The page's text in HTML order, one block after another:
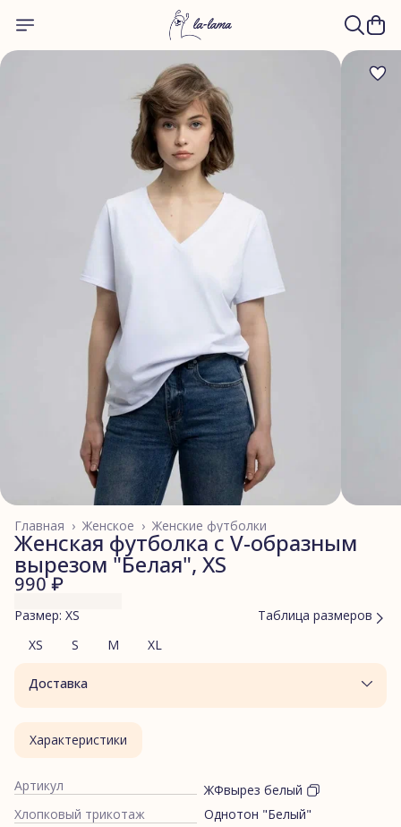
Женские футболки
Женское ›
Главная ›
Женская футболка с V-образным
вырезом "Белая", XS
990 ₽
Размер: XS
Таблица размеров
XS
S M XL
Доставка
Характеристики
Артикул
ЖФвырез белый
Хлопковый трикотаж
Однотон "Белый"